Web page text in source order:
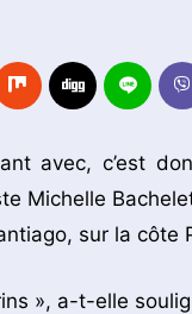
avec, c’est
Michelle
sur la côte
», a-t-elle